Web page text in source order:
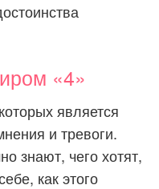
«4»
является
и тревоги.
знают, чего хотят,
как этого